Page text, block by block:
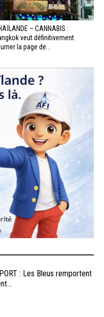
– CANNABIS :
veut définitivement
la page de...
: Les Bleus remportent